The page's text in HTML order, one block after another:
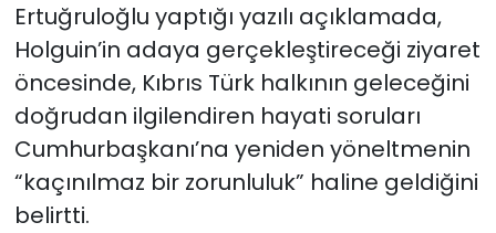
Ertuğruloğlu yaptığı yazılı açıklamada,
Holguin’in adaya gerçekleştireceği ziyaret
öncesinde, Kıbrıs Türk halkının geleceğini
doğrudan ilgilendiren hayati soruları
Cumhurbaşkanı’na yeniden yöneltmenin
“kaçınılmaz bir zorunluluk” haline geldiğini
belirtti.